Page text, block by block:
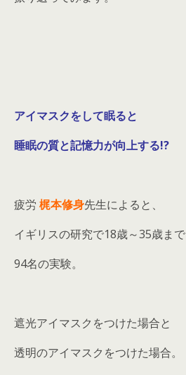
アイマスクをして眠ると
睡眠の質と記憶力が向上する!?
疲労 梶本修身先生によると、
イギリスの研究で18歳～35歳まで
94名の実験。
遮光アイマスクをつけた場合と
透明のアイマスクをつけた場合。